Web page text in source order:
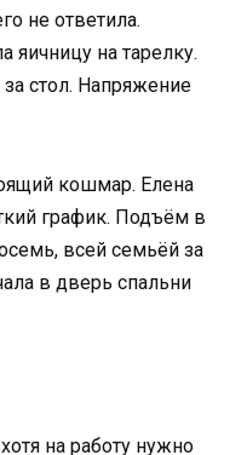
не ответила.
яичницу на тарелку.
стол. Напряжение
кошмар. Елена
график. Подъём в
всей семьёй за
в дверь спальни
на работу нужно